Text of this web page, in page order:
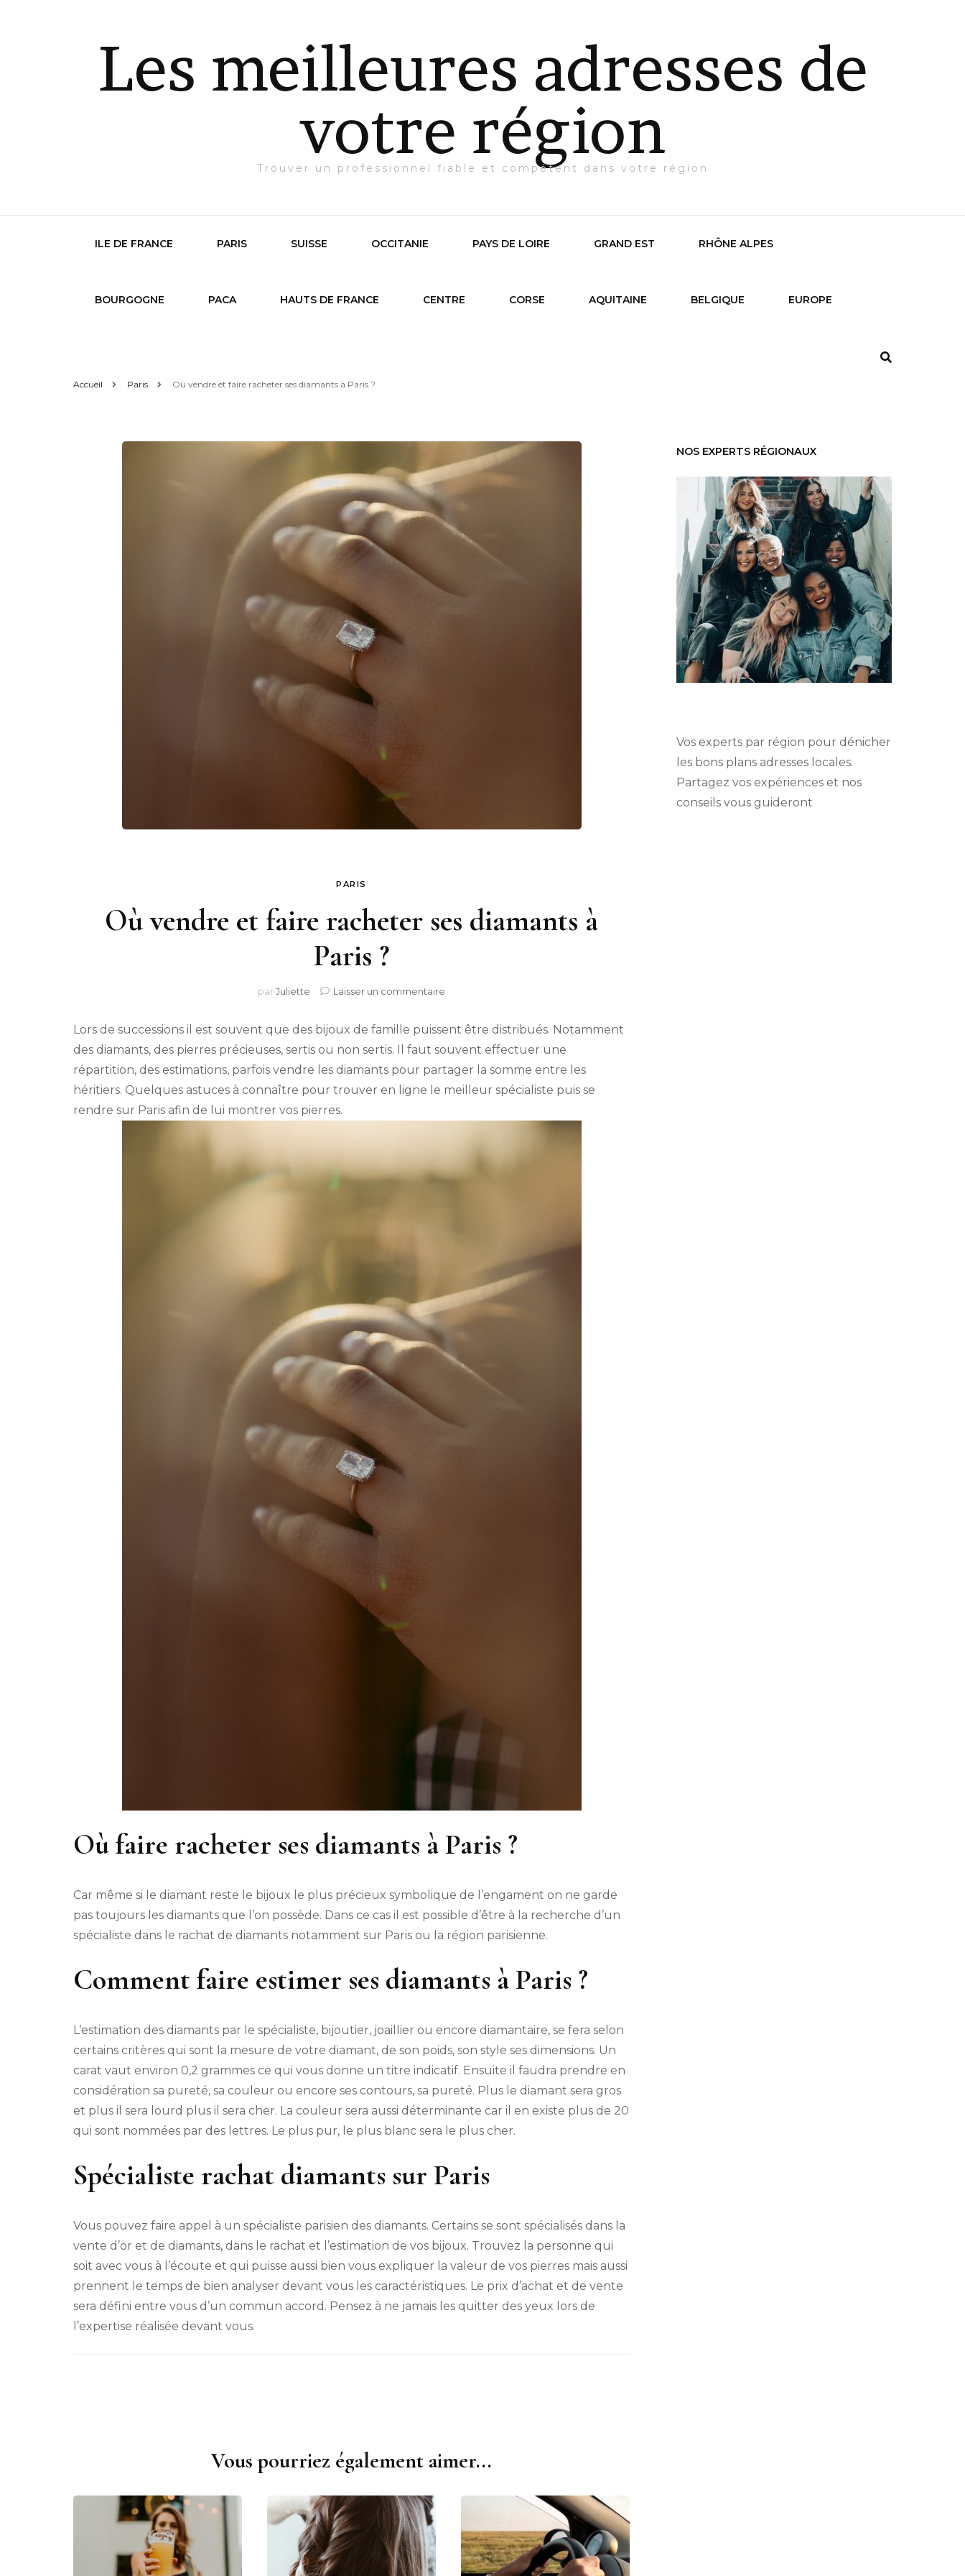
Les meilleures adresses de
votre région
Trouver un professionnel fiable et compétent dans votre région
ILE DE FRANCE PARIS SUISSE OCCITANIE PAYS DE LOIRE GRAND EST RHÔNE ALPES
BOURGOGNE PACA HAUTS DE FRANCE CENTRE CORSE AQUITAINE BELGIQUE EUROPE
Accueil Paris Où vendre et faire racheter ses diamants à Paris ?
PARIS
Où vendre et faire racheter ses diamants à
Paris ?
parJuliette Laisser un commentaire
et
faire
racheter
ses
diamants
Paris
Lors de successions il est souvent que des bijoux de famille puissent être distribués. Notamment
des diamants, des pierres précieuses, sertis ou non sertis. Il faut souvent effectuer une
répartition, des estimations, parfois vendre les diamants pour partager la somme entre les
héritiers. Quelques astuces à connaître pour trouver en ligne le meilleur spécialiste puis se
rendre sur Paris afin de lui montrer vos pierres.
Où faire racheter ses diamants à Paris ?
Car même si le diamant reste le bijoux le plus précieux symbolique de l’engament on ne garde
pas toujours les diamants que l’on possède. Dans ce cas il est possible d’être à la recherche d’un
spécialiste dans le rachat de diamants notamment sur Paris ou la région parisienne.
Comment faire estimer ses diamants à Paris ?
L’estimation des diamants par le spécialiste, bijoutier, joaillier ou encore diamantaire, se fera selon
certains critères qui sont la mesure de votre diamant, de son poids, son style ses dimensions. Un
carat vaut environ 0,2 grammes ce qui vous donne un titre indicatif. Ensuite il faudra prendre en
considération sa pureté, sa couleur ou encore ses contours, sa pureté. Plus le diamant sera gros
et plus il sera lourd plus il sera cher. La couleur sera aussi déterminante car il en existe plus de 20
qui sont nommées par des lettres. Le plus pur, le plus blanc sera le plus cher.
Spécialiste rachat diamants sur Paris
Vous pouvez faire appel à un spécialiste parisien des diamants. Certains se sont spécialisés dans la
vente d’or et de diamants, dans le rachat et l’estimation de vos bijoux. Trouvez la personne qui
soit avec vous à l’écoute et qui puisse aussi bien vous expliquer la valeur de vos pierres mais aussi
prennent le temps de bien analyser devant vous les caractéristiques. Le prix d’achat et de vente
sera défini entre vous d’un commun accord. Pensez à ne jamais les quitter des yeux lors de
l’expertise réalisée devant vous.
Vous pourriez également aimer...
NOS EXPERTS RÉGIONAUX
Vos experts par région pour dénicher
les bons plans adresses locales.
Partagez vos expériences et nos
conseils vous guideront